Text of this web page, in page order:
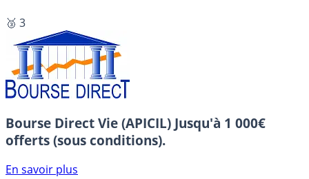
🥉 3
Bourse Direct Vie (APICIL) Jusqu'à 1 000€
offerts (sous conditions).
En savoir plus